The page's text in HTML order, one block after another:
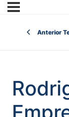
Anterior